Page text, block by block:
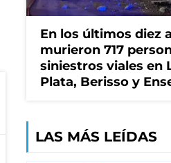
En los últimos diez
murieron 717
siniestros viales en
Plata, Berisso y
LAS MÁS LEÍDAS